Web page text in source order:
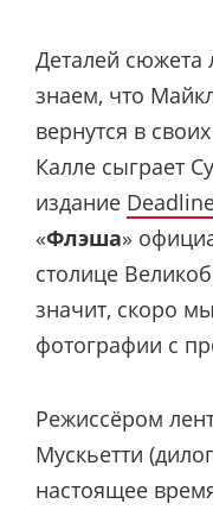
Деталей сюжета
знаем, что
вернутся в
Калле сыграет
издание
«Флэша»
столице
значит, скоро
фотографии с
Режиссёром
Мускьетти
настоящее